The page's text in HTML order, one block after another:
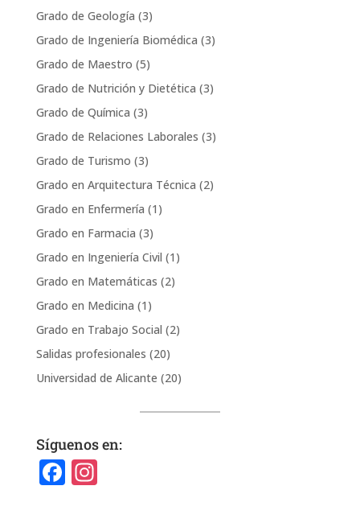
Grado de Geología (3)
Grado de Ingeniería Biomédica (3)
Grado de Maestro (5)
Grado de Nutrición y Dietética (3)
Grado de Química (3)
Grado de Relaciones Laborales (3)
Grado de Turismo (3)
Grado en Arquitectura Técnica (2)
Grado en Enfermería (1)
Grado en Farmacia (3)
Grado en Ingeniería Civil (1)
Grado en Matemáticas (2)
Grado en Medicina (1)
Grado en Trabajo Social (2)
Salidas profesionales (20)
Universidad de Alicante (20)
Síguenos en:
F In